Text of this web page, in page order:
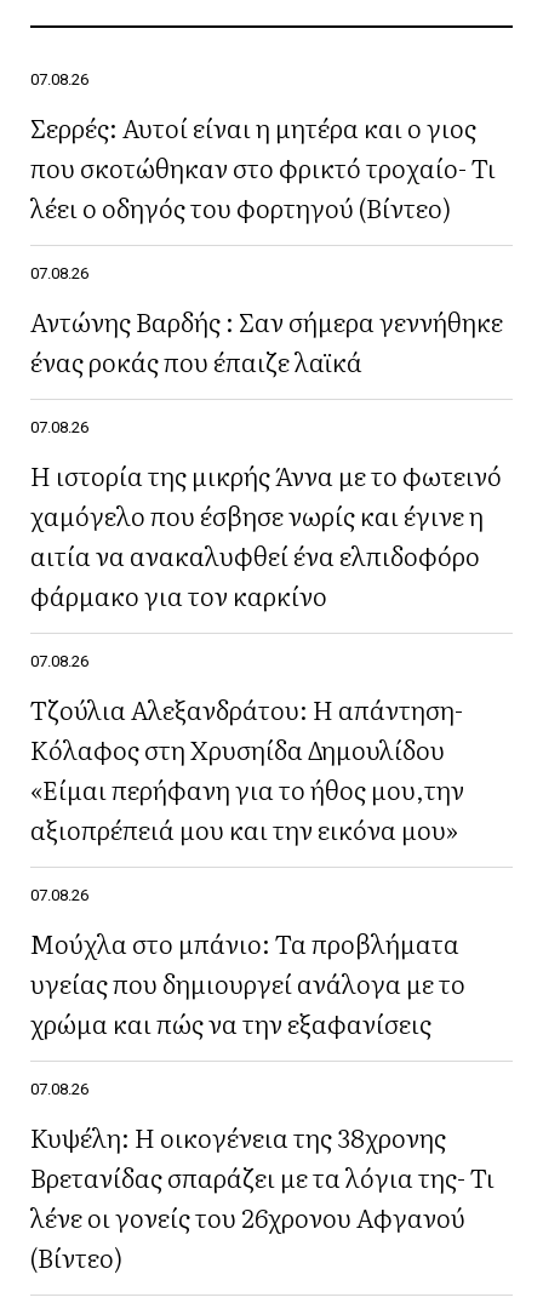
07.08.26
Σερρές: Αυτοί είναι η μητέρα και ο γιος
που σκοτώθηκαν στο φρικτό τροχαίο- Τι
λέει ο οδηγός του φορτηγού (Βίντεο)
07.08.26
Αντώνης Βαρδής : Σαν σήμερα γεννήθηκε
ένας ροκάς που έπαιζε λαϊκά
07.08.26
Η ιστορία της μικρής Άννα με το φωτεινό
χαμόγελο που έσβησε νωρίς και έγινε η
αιτία να ανακαλυφθεί ένα ελπιδοφόρο
φάρμακο για τον καρκίνο
07.08.26
Τζούλια Αλεξανδράτου: Η απάντηση-
Κόλαφος στη Χρυσηίδα Δημουλίδου
«Είμαι περήφανη για το ήθος μου,την
αξιοπρέπειά μου και την εικόνα μου»
07.08.26
Μούχλα στο μπάνιο: Τα προβλήματα
υγείας που δημιουργεί ανάλογα με το
χρώμα και πώς να την εξαφανίσεις
07.08.26
Κυψέλη: Η οικογένεια της 38χρονης
Βρετανίδας σπαράζει με τα λόγια της- Τι
λένε οι γονείς του 26χρονου Αφγανού
(Βίντεο)